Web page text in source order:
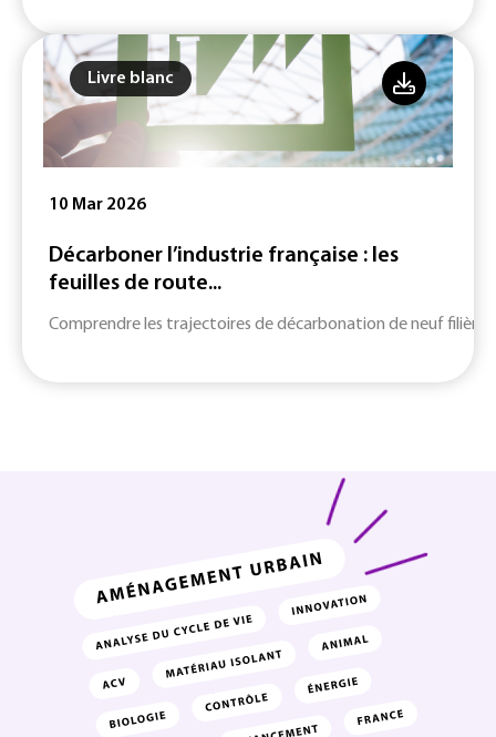
Livre blanc
10 Mar 2026
Décarboner l’industrie française : les
feuilles de route...
Comprendre les trajectoires de décarbonation de neuf